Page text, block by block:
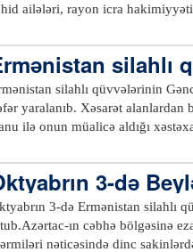
ailələri, rayon icra
Azərbaycan
nümunə olan qısa, lakin
Azərbaycanın gerbi
olan
atəşə tutulması
silahlı
tutublar
silahlı qüvvələrinin
yaralanıb. Xəsarət
ilə onun müalicə aldığı
bir də mən. Mərmi atdılar
beynəlxalq hüququn
onların Əlavə Protokollarını,
pozaraq döyüş
şəhəri Gəncənin mülki
3-də
tutulub
3-də Ermənistan silahlı
ın cəbhə bölgəsinə
nəticəsində dinc